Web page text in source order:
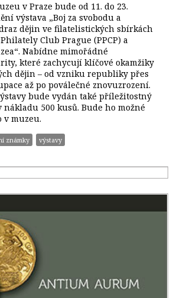
v Praze bude od 11. do 23.
výstava „Boj za svobodu a
dějin ve filatelistických sbírkách
Club Prague (PPCP) a
Nabídne mimořádné
které zachycují klíčové okamžiky
dějin – od vzniku republiky přes
až po poválečné znovuzrození.
bude vydán také příležitostný
nákladu 500 kusů. Bude ho možné
v muzeu.
známky výstavy